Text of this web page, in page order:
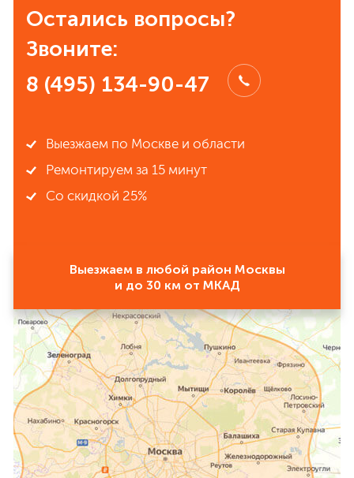
Остались вопросы?
Звоните:
8 (495) 134-90-47
Выезжаем по Москве и области
Ремонтируем за 15 минут
Со скидкой 25%
Выезжаем в любой район Москвы
и до 30 км от МКАД